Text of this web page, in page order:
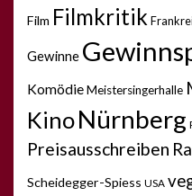
Film Filmkritik
Gewinne
KomödieMeistersingerhalle
KinoNürnberg
Preisausschreiben
Scheidegger-Spiess USA